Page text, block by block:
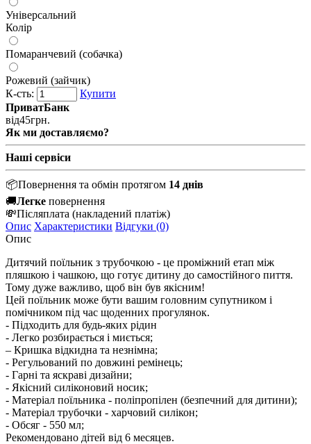
Універсальний
Колір
Помаранчевий (собачка)
Рожевий (зайчик)
К-сть:
Купити
ПриватБанк
від45грн.
Як ми доставляємо?
Наші сервіси
📦Повернення та обмін протягом 14 днів
🚚Легке повернення
💸Післяплата (накладений платіж)
Опис Характеристики Відгуки (0)
Опис
Дитячий поїльник з трубочкою - це проміжний етап між
пляшкою і чашкою, що готує дитину до самостійного пиття.
Тому дуже важливо, щоб він був якісним!
Цей поїльник може бути вашим головним супутником і
помічником під час щоденних прогулянок.
- Підходить для будь-яких рідин
- Легко розбирається і миється;
– Кришка відкидна та незнімна;
- Регульований по довжині ремінець;
- Гарні та яскраві дизайни;
- Якісний силіконовий носик;
- Матеріал поїльника - поліпропілен (безпечний для дитини);
- Матеріал трубочки - харчовий силікон;
- Обсяг - 550 мл;
Рекомендовано дітей від 6 месяцев.